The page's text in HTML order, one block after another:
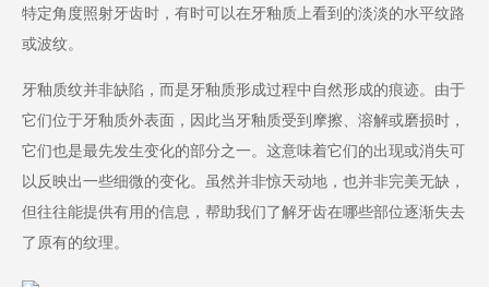
特定角度照射牙齿时，有时可以在牙釉质上看到的淡淡的水平纹路
或波纹。
牙釉质纹并非缺陷，而是牙釉质形成过程中自然形成的痕迹。由于
它们位于牙釉质外表面，因此当牙釉质受到摩擦、溶解或磨损时，
它们也是最先发生变化的部分之一。这意味着它们的出现或消失可
以反映出一些细微的变化。虽然并非惊天动地，也并非完美无缺，
但往往能提供有用的信息，帮助我们了解牙齿在哪些部位逐渐失去
了原有的纹理。